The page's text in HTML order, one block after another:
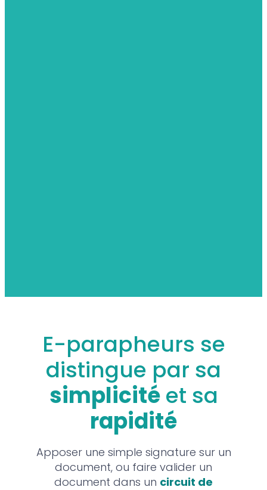
E-parapheurs se
distingue par sa
simplicitéet sa
rapidité
Apposer une simple signature sur un
document, ou faire valider un
document dans un circuit de